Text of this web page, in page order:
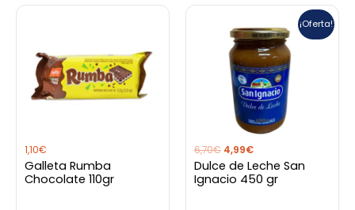
1,10€
Galleta Rumba
Chocolate 110gr
¡Oferta!
6,70€
original
era:
6,70€.
4,99€
actual
es:
4,99€.
Dulce de Leche San
Ignacio 450 gr